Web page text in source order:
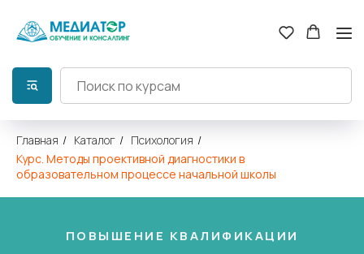
Главная / Каталог / Психология /
Курс. Методы проективной диагностики в
образовательном процессе начальной школы
ПОВЫШЕНИЕ КВАЛИФИКАЦИИ